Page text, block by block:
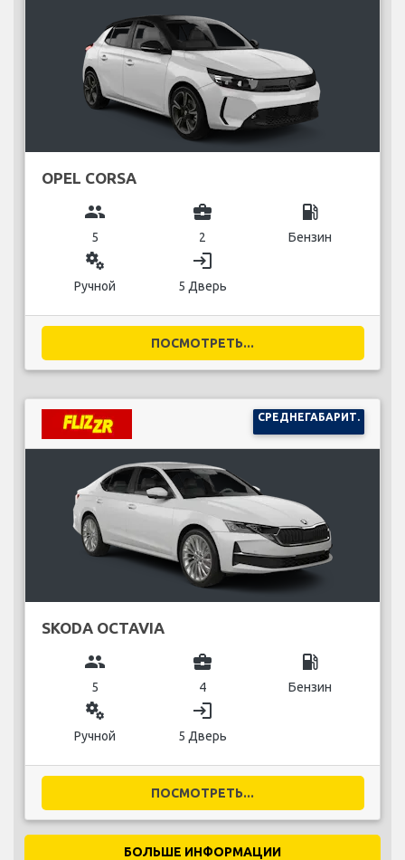
OPEL CORSA
group
5
business_center
2
local_gas_station
Бензин
miscellaneous_services
Ручной
login
5 Дверь
ПОСМОТРЕТЬ...
СРЕДНЕГАБАРИТ.
SKODA OCTAVIA
group
5
business_center
4
local_gas_station
Бензин
miscellaneous_services
Ручной
login
5 Дверь
ПОСМОТРЕТЬ...
БОЛЬШЕ ИНФОРМАЦИИ